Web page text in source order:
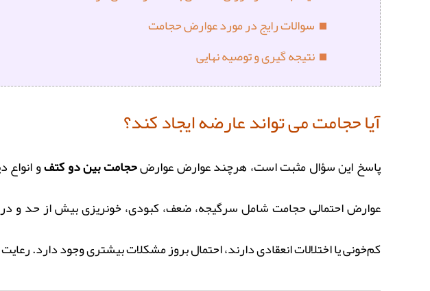
سوالات رایج در مورد عوارض حجامت
نتیجه‌ گیری و توصیه نهایی
آیا حجامت می‌ تواند عارضه ایجاد کند؟
پاسخ این سؤال مثبت است، هرچند عوارض عوارضحجامت بین دو کتفو
عوارض احتمالی حجامت شامل سرگیجه، ضعف، کبودی، خونریزی بیش از حد و
کم‌خونی یا اختلالات انعقادی دارند، احتمال بروز مشکلات بیشتری وجود دارد.